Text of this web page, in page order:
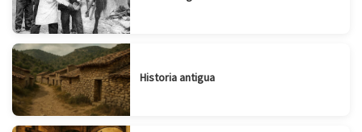
Historia antigua